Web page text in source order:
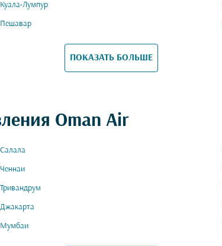
Куала-Лумпур
Пешавар
ПОКАЗАТЬ БОЛЬШЕ
Oman Air
Салала
Ченнаи
Тривандрум
Джакарта
Мумбаи